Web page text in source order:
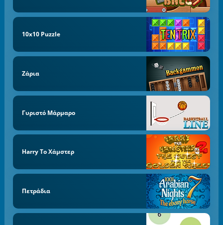
10x10 Puzzle
Ζάρια
Γυριστό Μάρμαρο
Harry Το Χάμστερ
Πετράδια